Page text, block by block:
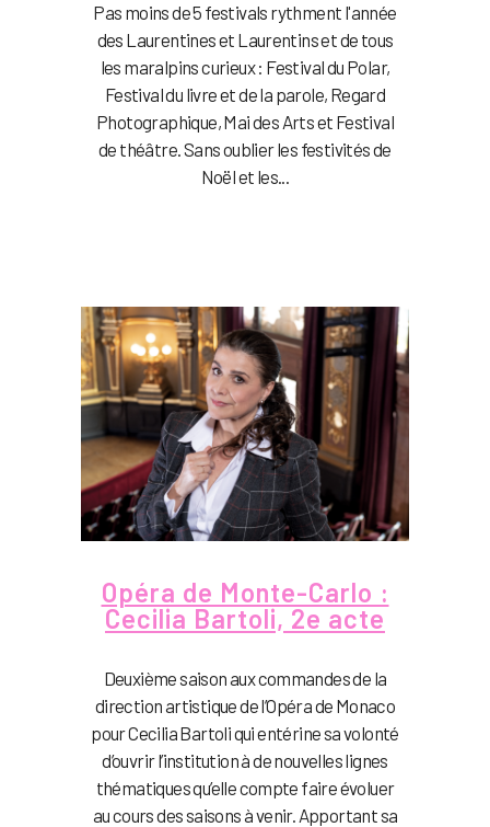
Pas moins de 5 festivals rythment l'année
des Laurentines et Laurentins et de tous
les maralpins curieux : Festival du Polar,
Festival du livre et de la parole, Regard
Photographique, Mai des Arts et Festival
de théâtre. Sans oublier les festivités de
Noël et les...
Opéra de Monte-Carlo :
Cecilia Bartoli, 2e acte
Deuxième saison aux commandes de la
direction artistique de l’Opéra de Monaco
pour Cecilia Bartoli qui entérine sa volonté
d’ouvrir l’institution à de nouvelles lignes
thématiques qu’elle compte faire évoluer
au cours des saisons à venir. Apportant sa